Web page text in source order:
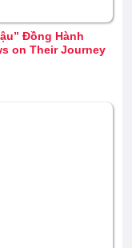
Đồng Hành
on Their Journey